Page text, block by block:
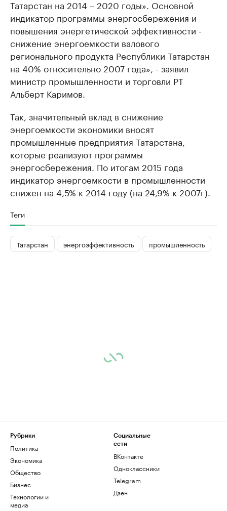
Татарстан на 2014 – 2020 годы». Основной
индикатор программы энергосбережения и
повышения энергетической эффективности -
снижение энергоемкости валового
регионального продукта Республики Татарстан
на 40% относительно 2007 года», - заявил
министр промышленности и торговли РТ
Альберт Каримов.
Так, значительный вклад в снижение
энергоемкости экономики вносят
промышленные предприятия Татарстана,
которые реализуют программы
энергосбережения. По итогам 2015 года
индикатор энергоемкости в промышленности
снижен на 4,5% к 2014 году (на 24,9% к 2007г).
Теги
Татарстан энергоэффективность промышленность
Рубрики
Политика
Экономика
Общество
Бизнес
Технологии и
медиа
Социальные
сети
ВКонтакте
Одноклассники
Telegram
Дзен